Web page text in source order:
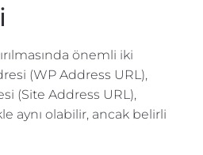
önemli iki
(WP Address URL),
(Site Address URL),
aynı olabilir, ancak belirli